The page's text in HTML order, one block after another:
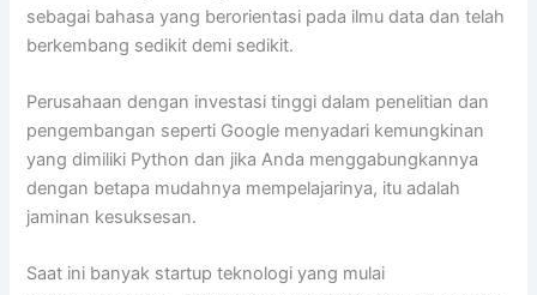
sebagai bahasa yang berorientasi pada ilmu data dan telah
berkembang sedikit demi sedikit.
Perusahaan dengan investasi tinggi dalam penelitian dan
pengembangan seperti Google menyadari kemungkinan
yang dimiliki Python dan jika Anda menggabungkannya
dengan betapa mudahnya mempelajarinya, itu adalah
jaminan kesuksesan.
Saat ini banyak startup teknologi yang mulai